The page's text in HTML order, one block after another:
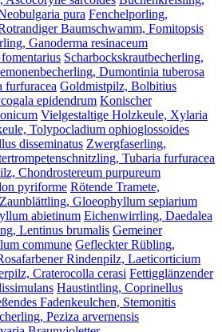
pura Fenchelporling,
Baumschwamm, Fomitopsis
Ganoderma resinaceum
Scharbockskrautbecherling,
Dumontinia tuberosa
furfuracea Goldmistpilz, Bolbitius
epidendrum Konischer
Vielgestaltige Holzkeule, Xylaria
Tolypocladium ophioglossoides
disseminatus Zwergfaserling,
Tubaria furfuracea
Chondrostereum purpureum
pyriforme Rötende Tramete,
Zaunblättling, Gloeophyllum sepiarium
abietinum Eichenwirrling, Daedalea
Lentinus brumalis Gemeiner
commune Gefleckter Rübling,
Rindenpilz, Laeticorticium
Craterocolla cerasi Fettigglänzender
Haustintling, Coprinellus
Fadenkeulchen, Stemonitis
Peziza arvernensis